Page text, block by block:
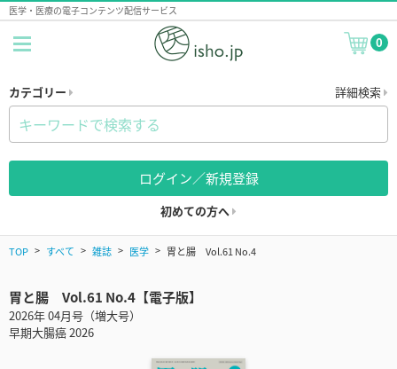
医学・医療の電子コンテンツ配信サービス
0
カテゴリー 詳細検索
ログイン／新規登録
初めての方へ
TOP すべて 雑誌 医学 胃と腸 Vol.61 No.4
胃と腸 Vol.61 No.4【電子版】
2026年 04月号（増大号）
早期大腸癌 2026